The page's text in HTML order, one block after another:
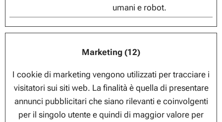
umani e robot.
Marketing (12)
I cookie di marketing vengono utilizzati per tracciare i
visitatori sui siti web. La finalità è quella di presentare
annunci pubblicitari che siano rilevanti e coinvolgenti
per il singolo utente e quindi di maggior valore per